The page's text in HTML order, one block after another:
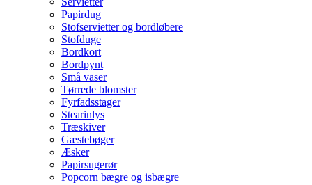
Papirdug
Stofservietter og bordløbere
Stofduge
Bordkort
Bordpynt
Små vaser
Tørrede blomster
Fyrfadsstager
Stearinlys
Træskiver
Gæstebøger
Æsker
Papirsugerør
Popcorn bægre og isbægre